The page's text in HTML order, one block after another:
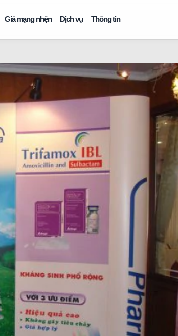
Giá mạng nhện Dịch vụ Thông tin